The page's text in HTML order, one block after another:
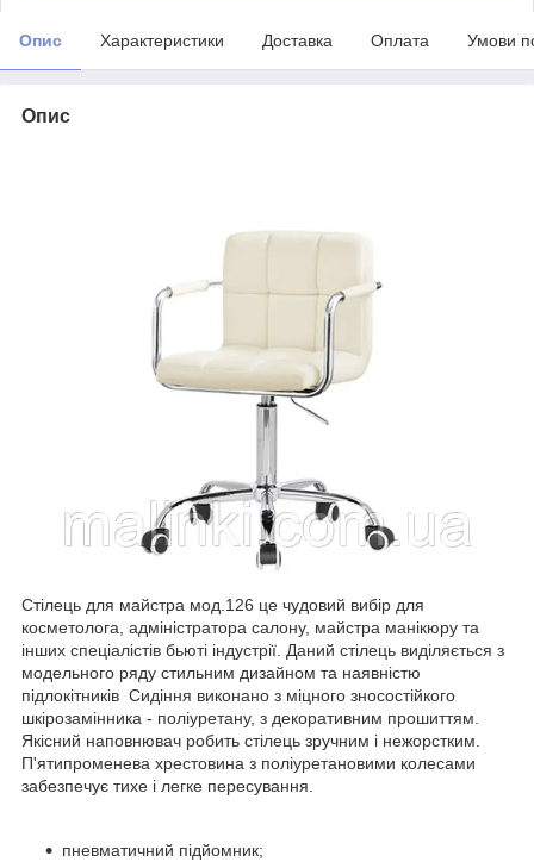
Опис Характеристики Доставка Оплата Умови
Опис
Стілець для майстра мод.126 це чудовий вибір для
косметолога, адміністратора салону, майстра манікюру та
інших спеціалістів бьюті індустрії. Даний стілець виділяється з
модельного ряду стильним дизайном та наявністю
підлокітників Сидіння виконано з міцного зносостійкого
шкірозамінника - поліуретану, з декоративним прошиттям.
Якісний наповнювач робить стілець зручним і нежорстким.
П'ятипроменева хрестовина з поліуретановими колесами
забезпечує тихе і легке пересування.
пневматичний підйомник;